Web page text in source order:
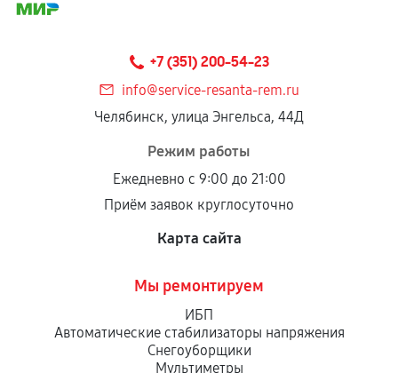
+7 (351) 200-54-23
info@service-resanta-rem.ru
Челябинск, улица Энгельса, 44Д
Режим работы
Ежедневно с 9:00 до 21:00
Приём заявок круглосуточно
Карта сайта
Мы ремонтируем
ИБП
Автоматические стабилизаторы напряжения
Снегоуборщики
Мультиметры